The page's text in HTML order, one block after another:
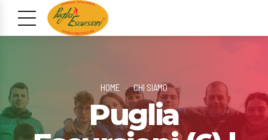
HOME CHI SIAMO
Puglia